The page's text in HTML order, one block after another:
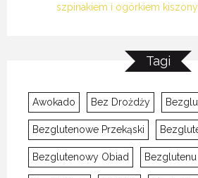
szpinakiem i ogórkiem
Tagi
Awokado Bez Drożdży
Bezglutenowe Przekąski
Bezglutenowy Obiad Bezglutenu